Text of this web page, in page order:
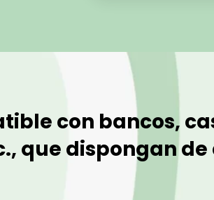
con bancos,
que dispongan